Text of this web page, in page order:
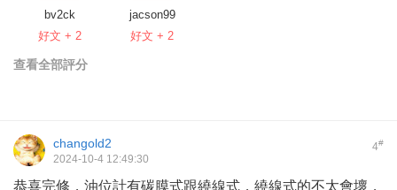
bv2ck
好文 + 2
jacson99
好文 + 2
查看全部評分
4#
changold2
2024-10-4 12:49:30
恭喜完修，油位計有碳膜式跟繞線式，繞線式的不太會壞，